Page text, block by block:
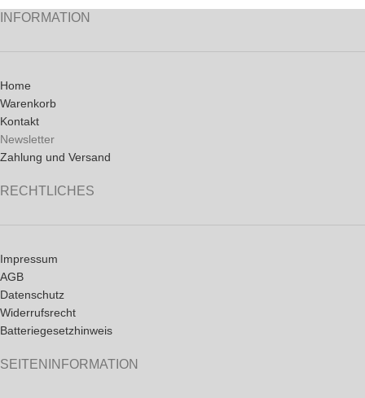
INFORMATION
Home
Warenkorb
Kontakt
Newsletter
Zahlung und Versand
RECHTLICHES
Impressum
AGB
Datenschutz
Widerrufsrecht
Batteriegesetzhinweis
SEITENINFORMATION